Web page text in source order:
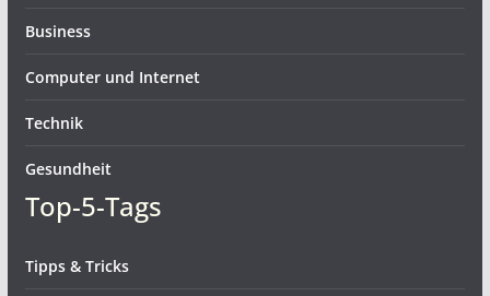
Business
Computer und Internet
Technik
Gesundheit
Top-5-Tags
Tipps & Tricks